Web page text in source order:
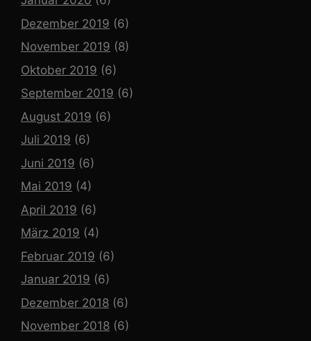
Dezember 2019 (6)
November 2019 (8)
Oktober 2019 (6)
September 2019 (6)
August 2019 (6)
Juli 2019 (6)
Juni 2019 (6)
Mai 2019 (4)
April 2019 (6)
März 2019 (4)
Februar 2019 (6)
Januar 2019 (6)
Dezember 2018 (6)
November 2018 (6)